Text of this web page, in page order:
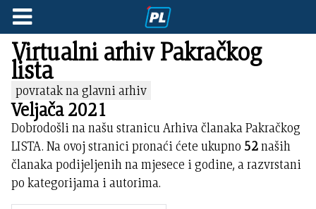
Virtualni arhiv Pakračkog
lista
povratak na glavni arhiv
Veljača 2021
Dobrodošli na našu stranicu Arhiva članaka Pakračkog
LISTA. Na ovoj stranici pronaći ćete ukupno 52naših
članaka podijeljenih na mjesece i godine, a razvrstani
po kategorijama i autorima.